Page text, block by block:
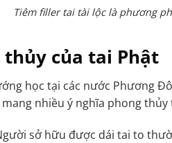
Tiêm filler tai tài lộc là phương
thủy của tai Phật
học tại các nước Phương
nhiều ý nghĩa phong thủy
sở hữu được dái tai to